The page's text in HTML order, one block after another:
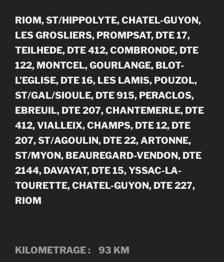
RIOM, ST/HIPPOLYTE, CHATEL-GUYON,
LES GROSLIERS, PROMPSAT, DTE 17,
TEILHEDE, DTE 412, COMBRONDE, DTE
122, MONTCEL, GOURLANGE, BLOT-
L’EGLISE, DTE 16, LES LAMIS, POUZOL,
ST/GAL/SIOULE, DTE 915, PERACLOS,
EBREUIL, DTE 207, CHANTEMERLE, DTE
412, VIALLEIX, CHAMPS, DTE 12, DTE
207, ST/AGOULIN, DTE 22, ARTONNE,
ST/MYON, BEAUREGARD-VENDON, DTE
2144, DAVAYAT, DTE 15, YSSAC-LA-
TOURETTE, CHATEL-GUYON, DTE 227,
RIOM
KILOMETRAGE : 93 KM